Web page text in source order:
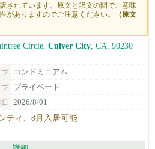
されています。原文と訳文の間で、意味
がありますのでご注意ください。
（原文
Circle, Culver City , CA, 90230
プ コンドミニアム
プ プライベート
日 2026/8/01
ティ、8月入居可能